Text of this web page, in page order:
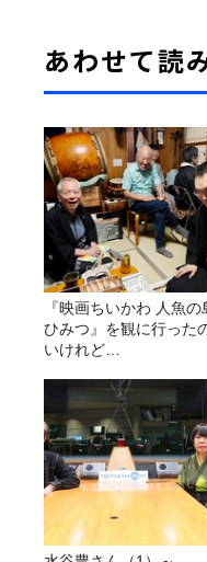
あわせて読
『映画ちいかわ 人魚の
ひみつ』を観に行った
いけれど…